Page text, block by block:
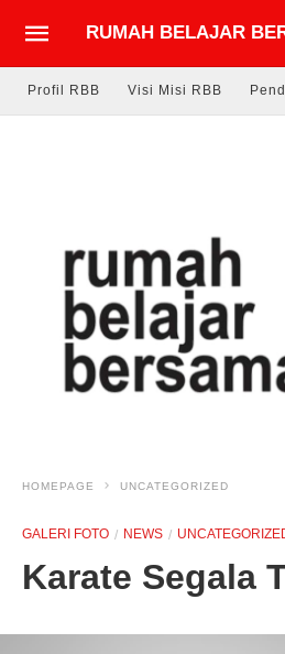
RUMAH BELAJAR
Profil RBB Visi Misi RBB
HOMEPAGE UNCATEGORIZED
GALERI FOTO NEWS
Karate Segala